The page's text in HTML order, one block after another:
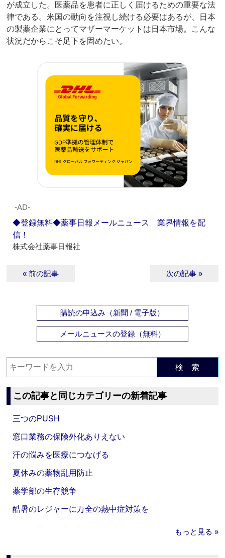
が成立した。医薬品を患者に正しく届けるための重要な法
律である。米国の動向を注視し続ける必要はあるが、日本
の製薬企業にとってマザーマーケットは日本市場。こんな
状況だからこそ足下を固めたい。
‐AD‐
◆登録無料◆薬事日報メールニュース 業界情報を配
信！
株式会社薬事日報社
« 前の記事 次の記事 »
購読の申込み（新聞 / 電子版）
メールニュースの登録（無料）
検 索
この記事と同じカテゴリーの新着記事
三つのPUSH
窓口業務の保険外化ありえない
汗の悩みを医療につなげる
夏休みの薬物乱用防止
薬学部の生存競争
酷暑のレジャーに万全の熱中症対策を
もっと見る »